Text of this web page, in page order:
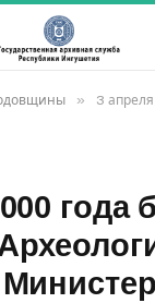
» 3 апреля 2000 года был учреждён Археологический
года